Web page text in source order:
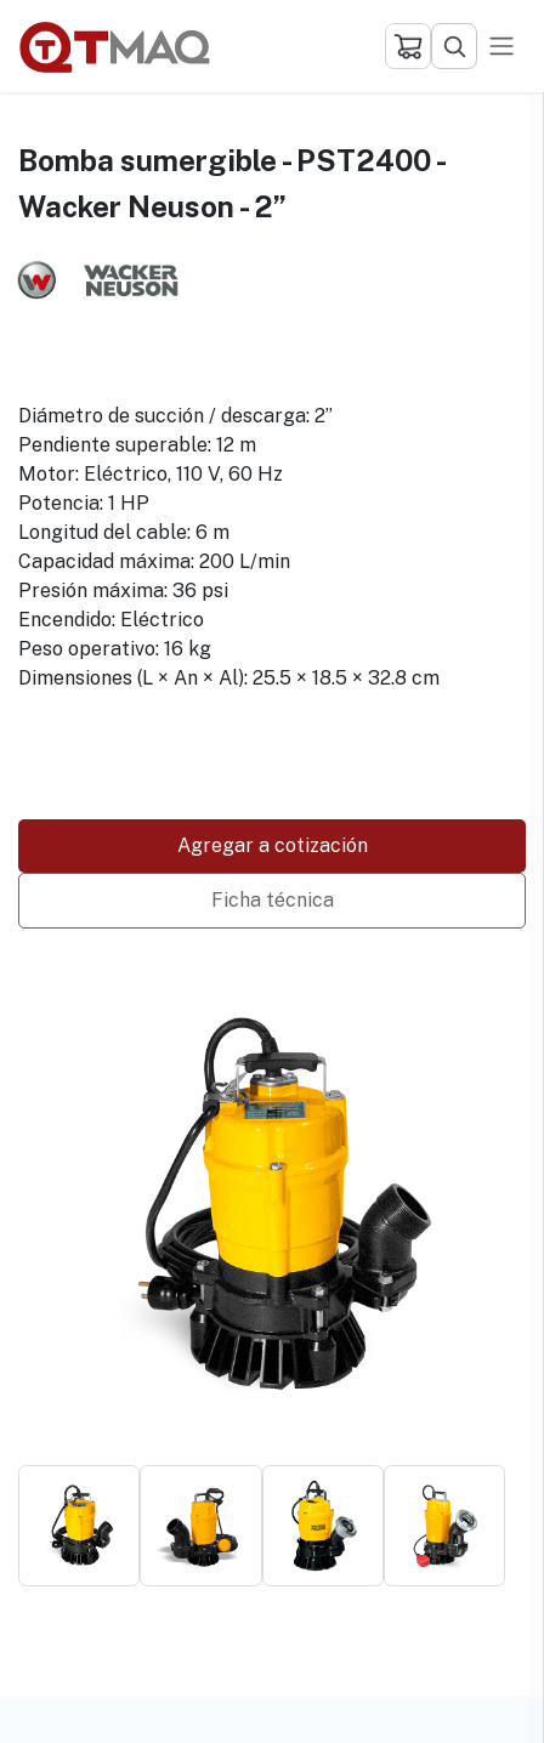
Bomba sumergible - PST2400 -
Wacker Neuson - 2”
Diámetro de succión / descarga: 2”
Pendiente superable: 12 m
Motor: Eléctrico, 110 V, 60 Hz
Potencia: 1 HP
Longitud del cable: 6 m
Capacidad máxima: 200 L/min
Presión máxima: 36 psi
Encendido: Eléctrico
Peso operativo: 16 kg
Dimensiones (L × An × Al): 25.5 × 18.5 × 32.8 cm
Agregar a cotización
Ficha técnica